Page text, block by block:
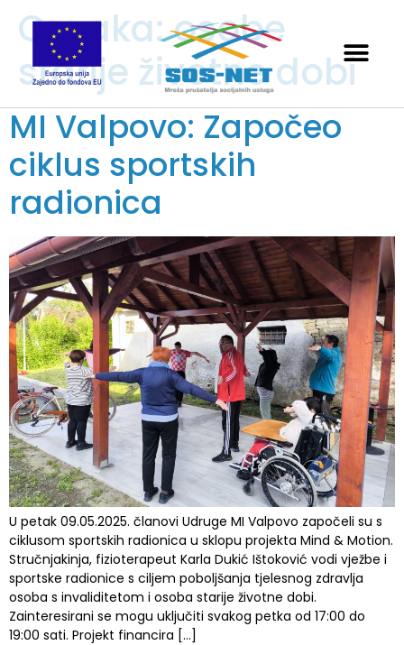
Oznaka:osobe
starije životne dobi
MI Valpovo: Započeo
ciklus sportskih
radionica
U petak 09.05.2025. članovi Udruge MI Valpovo započeli su s
ciklusom sportskih radionica u sklopu projekta Mind & Motion.
Stručnjakinja, fizioterapeut Karla Dukić Ištoković vodi vježbe i
sportske radionice s ciljem poboljšanja tjelesnog zdravlja
osoba s invaliditetom i osoba starije životne dobi.
Zainteresirani se mogu uključiti svakog petka od 17:00 do
19:00 sati. Projekt financira […]